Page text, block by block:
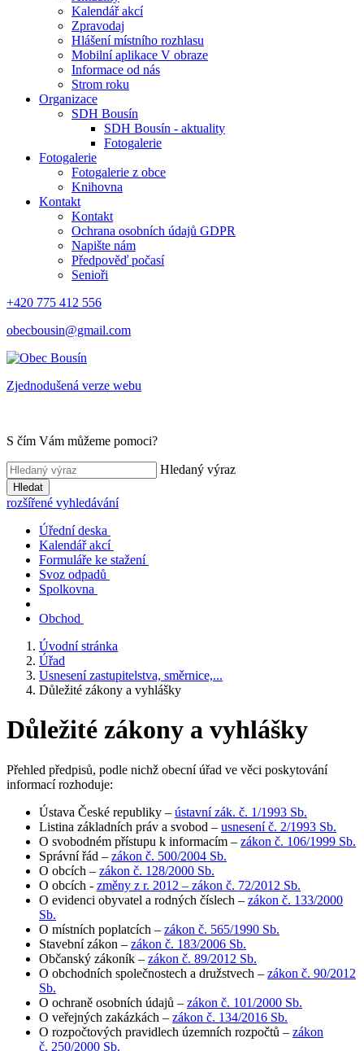
Kalendář akcí
Zpravodaj
Hlášení místního rozhlasu
Mobilní aplikace V obraze
Informace od nás
Strom roku
Organizace
SDH Bousín
SDH Bousín - aktuality
Fotogalerie
Fotogalerie
Fotogalerie z obce
Knihovna
Kontakt
Kontakt
Ochrana osobních údajů GDPR
Napište nám
Předpověď počasí
Senioři
+420 775 412 556
obecbousin@gmail.com
Zjednodušená verze webu
S čím Vám můžeme pomoci?
Hledaný výraz
Hledat
rozšířené vyhledávání
Úřední deska
Kalendář akcí
Formuláře ke stažení
Svoz odpadů
Spolkovna
Obchod
Úvodní stránka
Úřad
Usnesení zastupitelstva, směrnice,...
Důležité zákony a vyhlášky
Důležité zákony a vyhlášky
Přehled předpisů, podle nichž obecní úřad ve věci poskytování
informací rozhoduje:
Ústava České republiky – ústavní zák. č. 1/1993 Sb.
Listina základních práv a svobod – usnesení č. 2/1993 Sb.
O svobodném přístupu k informacím – zákon č. 106/1999 Sb.
Správní řád – zákon č. 500/2004 Sb.
O obcích – zákon č. 128/2000 Sb.
O obcích - změny z r. 2012 – zákon č. 72/2012 Sb.
O evidenci obyvatel a rodných číslech – zákon č. 133/2000
Sb.
O místních poplatcích – zákon č. 565/1990 Sb.
Stavební zákon – zákon č. 183/2006 Sb.
Občanský zákoník – zákon č. 89/2012 Sb.
O obchodních společnostech a družstvech – zákon č. 90/2012
Sb.
O ochraně osobních údajů – zákon č. 101/2000 Sb.
O veřejných zakázkách – zákon č. 134/2016 Sb.
O rozpočtových pravidlech územních rozpočtů – zákon
č. 250/2000 Sb.